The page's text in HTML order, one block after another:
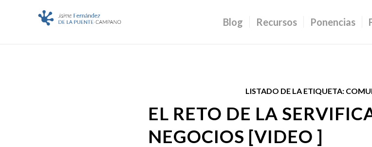
Blog Recursos Ponencias
LISTADO DE LA ETIQUETA:
EL RETO DE LA
NEGOCIOS [VIDEO ]